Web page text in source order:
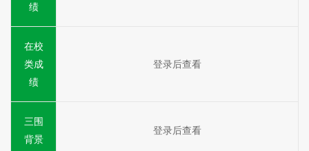
绩
在校
类成
绩
登录后查看
三围
背景
登录后查看